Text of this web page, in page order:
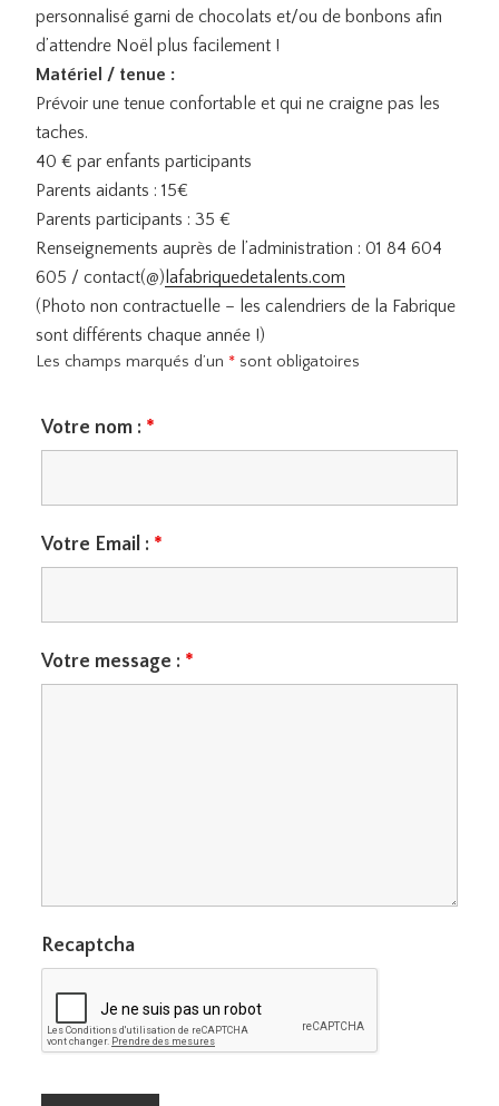
personnalisé garni de chocolats et/ou de bonbons afin
d’attendre Noël plus facilement !
Matériel / tenue :
Prévoir une tenue confortable et qui ne craigne pas les
taches.
40 € par enfants participants
Parents aidants : 15€
Parents participants : 35 €
Renseignements auprès de l’administration : 01 84 604
605 / contact(@) lafabriquedetalents.com
(Photo non contractuelle – les calendriers de la Fabrique
sont différents chaque année !)
Les champs marqués d’un * sont obligatoires
Votre nom : *
Votre Email : *
Votre message : *
Recaptcha